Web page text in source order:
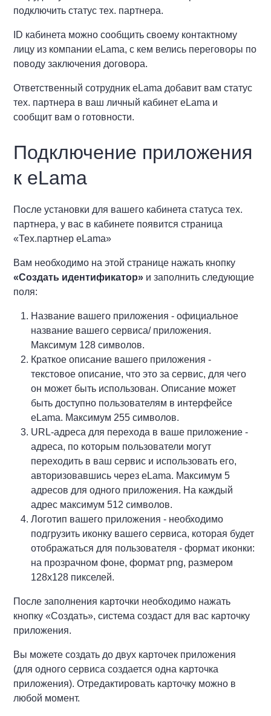
подключить статус тех. партнера.
ID кабинета можно сообщить своему контактному
лицу из компании eLama, с кем велись переговоры по
поводу заключения договора.
Ответственный сотрудник eLama добавит вам статус
тех. партнера в ваш личный кабинет eLama и
сообщит вам о готовности.
Подключение приложения
к eLama
После установки для вашего кабинета статуса тех.
партнера, у вас в кабинете появится страница
«Тех.партнер eLama»
Вам необходимо на этой странице нажать кнопку
«Создать идентификатор» и заполнить следующие
поля:
Название вашего приложения - официальное
название вашего сервиса/ приложения.
Максимум 128 символов.
Краткое описание вашего приложения -
текстовое описание, что это за сервис, для чего
он может быть использован. Описание может
быть доступно пользователям в интерфейсе
eLama. Максимум 255 символов.
URL-адреса для перехода в ваше приложение -
адреса, по которым пользователи могут
переходить в ваш сервис и использовать его,
авторизовавшись через eLama. Максимум 5
адресов для одного приложения. На каждый
адрес максимум 512 символов.
Логотип вашего приложения - необходимо
подгрузить иконку вашего сервиса, которая будет
отображаться для пользователя - формат иконки:
на прозрачном фоне, формат png, размером
128х128 пикселей.
После заполнения карточки необходимо нажать
кнопку «Создать», система создаст для вас карточку
приложения.
Вы можете создать до двух карточек приложения
(для одного сервиса создается одна карточка
приложения). Отредактировать карточку можно в
любой момент.